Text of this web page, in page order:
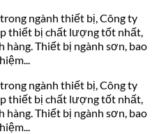
ngành thiết bị, Công ty
thiết bị chất lượng tốt nhất,
hàng. Thiết bị ngành sơn, bao
ngành thiết bị, Công ty
thiết bị chất lượng tốt nhất,
hàng. Thiết bị ngành sơn, bao